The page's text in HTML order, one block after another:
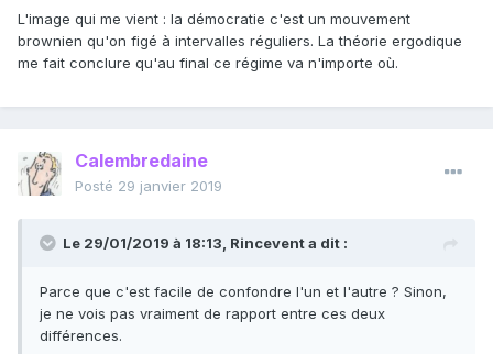
L'image qui me vient : la démocratie c'est un mouvement
brownien qu'on figé à intervalles réguliers. La théorie ergodique
me fait conclure qu'au final ce régime va n'importe où.
Calembredaine
Posté 29 janvier 2019
Le 29/01/2019 à 18:13, Rinceventa dit :
Parce que c'est facile de confondre l'un et l'autre ? Sinon,
je ne vois pas vraiment de rapport entre ces deux
différences.